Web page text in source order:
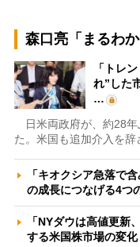
森口亮「まるわか
「トレ
れ”した
…
日米両政府が、約28年
た。米国も追加介入を辞
「キオクシア急落で
の成長につなげる4
「NYダウは高値更新
する米国株市場の変